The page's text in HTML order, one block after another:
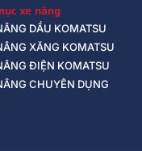
xe nâng
DẦU KOMATSU
XĂNG KOMATSU
ĐIỆN KOMATSU
CHUYÊN DỤNG